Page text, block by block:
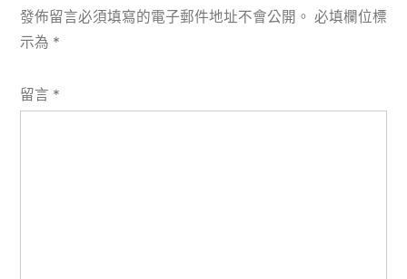
發佈留言必須填寫的電子郵件地址不會公開。 必填欄位標
示為 *
留言 *